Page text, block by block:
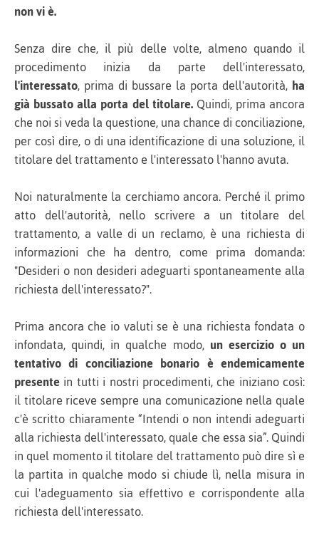
non vi è.
Senza dire che, il più delle volte, almeno quando il
procedimento inizia da parte dell'interessato,
l'interessato, prima di bussare la porta dell'autorità, ha
già bussato alla porta del titolare.Quindi, prima ancora
che noi si veda la questione, una chance di conciliazione,
per così dire, o di una identificazione di una soluzione, il
titolare del trattamento e l'interessato l'hanno avuta.
Noi naturalmente la cerchiamo ancora. Perché il primo
atto dell'autorità, nello scrivere a un titolare del
trattamento, a valle di un reclamo, è una richiesta di
informazioni che ha dentro, come prima domanda:
"Desideri o non desideri adeguarti spontaneamente alla
richiesta dell'interessato?".
Prima ancora che io valuti se è una richiesta fondata o
infondata, quindi, in qualche modo, un esercizio o un
tentativo di conciliazione bonario è endemicamente
presentein tutti i nostri procedimenti, che iniziano così:
il titolare riceve sempre una comunicazione nella quale
c'è scritto chiaramente “Intendi o non intendi adeguarti
alla richiesta dell'interessato, quale che essa sia”. Quindi
in quel momento il titolare del trattamento può dire sì e
la partita in qualche modo si chiude lì, nella misura in
cui l'adeguamento sia effettivo e corrispondente alla
richiesta dell'interessato.